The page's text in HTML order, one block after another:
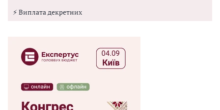
⚡ Виплата декретних